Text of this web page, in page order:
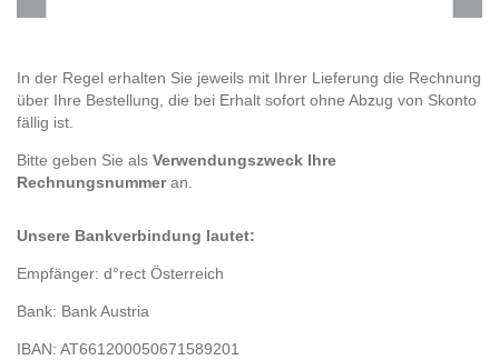
In der Regel erhalten Sie jeweils mit Ihrer Lieferung die Rechnung
über Ihre Bestellung, die bei Erhalt sofort ohne Abzug von Skonto
fällig ist.
Bitte geben Sie als Verwendungszweck Ihre
Rechnungsnummeran.
Unsere Bankverbindung lautet:
Empfänger: d°rect Österreich
Bank: Bank Austria
IBAN: AT661200050671589201